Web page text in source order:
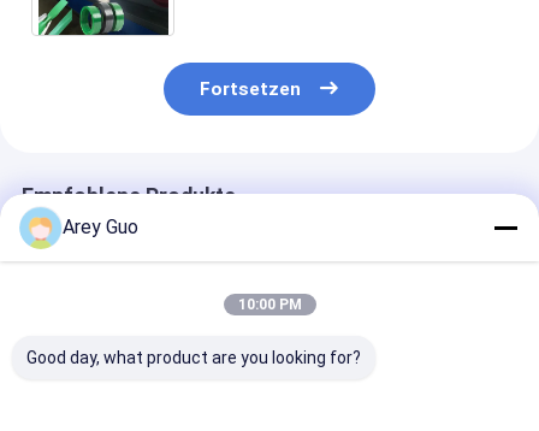
Fortsetzen
Empfohlene Produkte
Arey Guo
10:00 PM
Good day, what product are you looking for?